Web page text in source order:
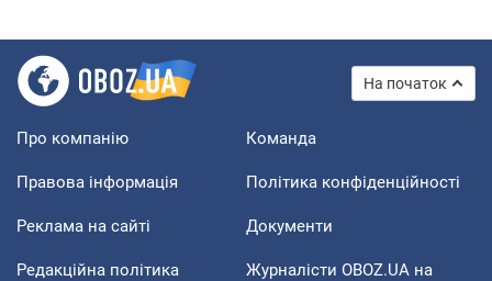
На початок
Про компанію Команда
Правова інформація Політика конфіденційності
Реклама на сайті Документи
Редакційна політика
Журналісти OBOZ.UA на